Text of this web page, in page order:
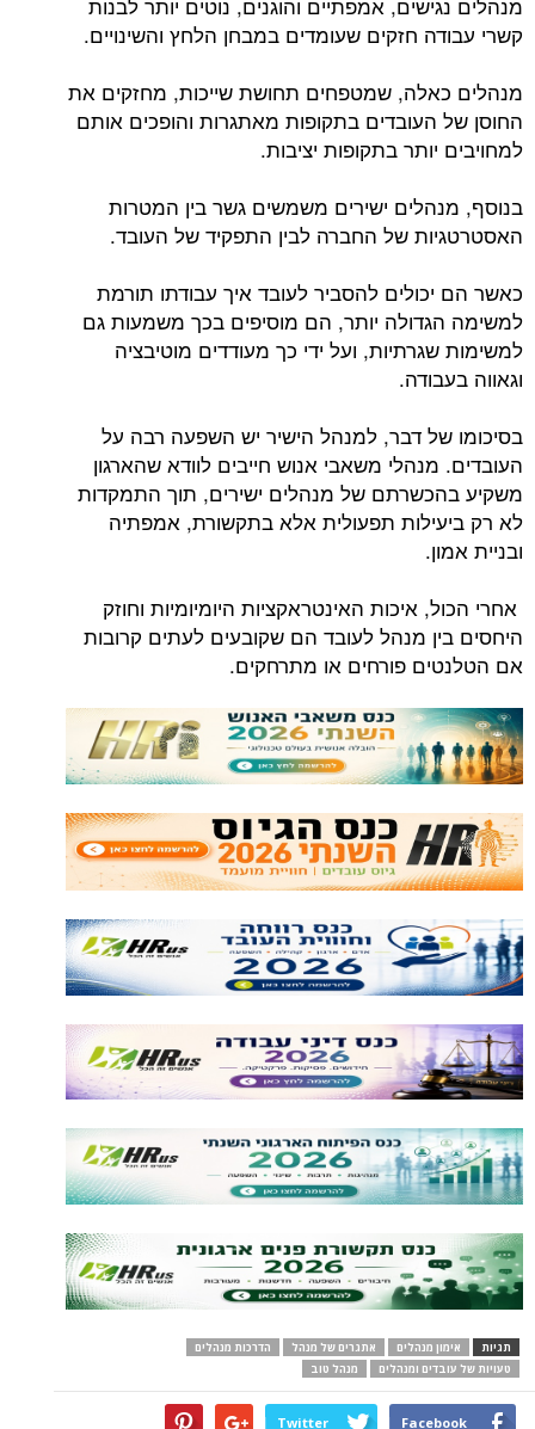
קשרי עבודה חזקים שעומדים במבחן הלחץ והשינויים.
מנהלים כאלה, שמטפחים תחושת שייכות, מחזקים את
החוסן של העובדים בתקופות מאתגרות והופכים אותם
למחויבים יותר בתקופות יציבות.
בנוסף, מנהלים ישירים משמשים גשר בין המטרות
האסטרטגיות של החברה לבין התפקיד של העובד.
כאשר הם יכולים להסביר לעובד איך עבודתו תורמת
למשימה הגדולה יותר, הם מוסיפים בכך משמעות גם
למשימות שגרתיות, ועל ידי כך מעודדים מוטיבציה
וגאווה בעבודה.
בסיכומו של דבר, למנהל הישיר יש השפעה רבה על
העובדים. מנהלי משאבי אנוש חייבים לוודא שהארגון
משקיע בהכשרתם של מנהלים ישירים, תוך התמקדות
לא רק ביעילות תפעולית אלא בתקשורת, אמפתיה
ובניית אמון.
אחרי הכול, איכות האינטראקציות היומיומיות וחוזק
היחסים בין מנהל לעובד הם שקובעים לעתים קרובות
אם הטלנטים פורחים או מתרחקים.
תגיות אימון מנהלים אתגרים של מנהל
הדרכות מנהלים
טעויות של עובדים ומנהלים
מנהל טוב
Facebook
Twitter